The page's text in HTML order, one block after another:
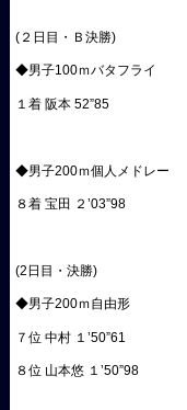
(２日目・Ｂ決勝)
◆男子100ｍバタフライ
１着 阪本 52”85
◆男子200ｍ個人メドレー
８着 宝田 ２’03”98
(2日目・決勝)
◆男子200ｍ自由形
７位 中村 １’50”61
８位 山本悠 １’50”98